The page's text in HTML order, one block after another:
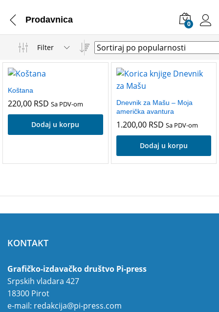
Prodavnica 0
Filter
Koštana
220,00 RSD Sa PDV-om
Dodaj u korpu
Dnevnik za Mašu – Moja
američka avantura
1.200,00 RSD Sa PDV-om
Dodaj u korpu
KONTAKT
Grafičko-izdavačko društvo Pi-press
Srpskih vladara 427
18300 Pirot
e-mail: redakcija@pi-press.com